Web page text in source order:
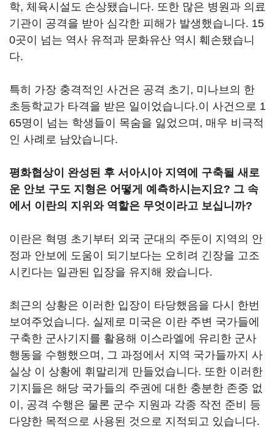
학, 체육시설도 손상됐습니다. 또한 많은 병원과 의료
기관이 공격을 받아 심각한 피해가 발생했습니다. 15
0곳이 넘는 역사 유적과 문화유산 역시 훼손됐습니
다.
특히 가장 충격적인 사건은 공격 초기, 미나브의 한
초등학교가 타격을 받은 일이었습니다.이 사건으로 1
65명이 넘는 학생들이 목숨을 잃었으며, 매우 비극적
인 사례로 남았습니다.
평화협상이 완성된 후 서아시아 지역에 구축될 새로
운 안보 구도 지형은 어떻게 예측하시는지요? 그 속
에서 이란의 지위와 역할은 무엇이라고 보십니까?
이란은 혁명 초기부터 외국 군대의 주둔이 지역의 안
정과 안보에 도움이 되기보다는 오히려 긴장을 고조
시킨다는 일관된 입장을 유지해 왔습니다.
최근의 상황은 이러한 입장이 타당했음을 다시 한번
보여주었습니다. 실제로 미국은 이란 주변 국가들에
구축한 군사기지를 활용해 이스라엘에 유리한 군사
행동을 수행했으며, 그 과정에서 지역 국가들까지 사
실상 이 상황에 휘말리게 만들었습니다. 또한 이러한
기지들은 해당 국가들의 주권에 대한 충분한 존중 없
이, 공격 수행은 물론 군수 지원과 각종 작전 준비 등
다양한 목적으로 사용된 것으로 지적되고 있습니다.